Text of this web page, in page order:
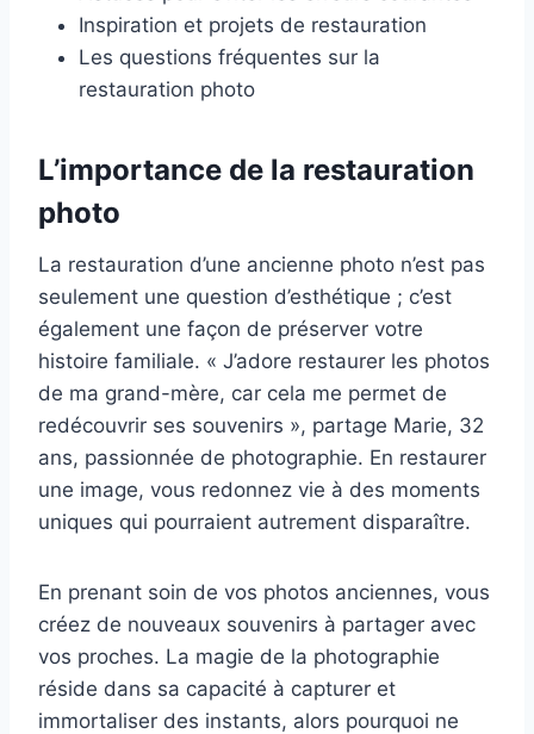
Inspiration et projets de restauration
Les questions fréquentes sur la
restauration photo
L’importance de la restauration
photo
La restauration d’une ancienne photo n’est pas
seulement une question d’esthétique ; c’est
également une façon de préserver votre
histoire familiale. « J’adore restaurer les photos
de ma grand-mère, car cela me permet de
redécouvrir ses souvenirs », partage Marie, 32
ans, passionnée de photographie. En restaurer
une image, vous redonnez vie à des moments
uniques qui pourraient autrement disparaître.
En prenant soin de vos photos anciennes, vous
créez de nouveaux souvenirs à partager avec
vos proches. La magie de la photographie
réside dans sa capacité à capturer et
immortaliser des instants, alors pourquoi ne